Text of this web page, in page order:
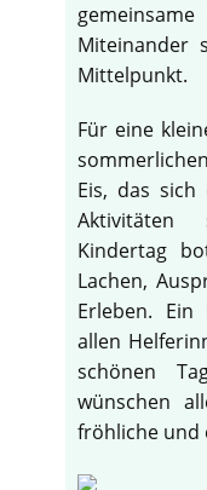
Miteinander
Mittelpunkt.
Für eine
Eis, das
Aktivitäten
Kindertag
Lachen,
Erleben. Ein
allen
schönen
wünschen
fröhliche und